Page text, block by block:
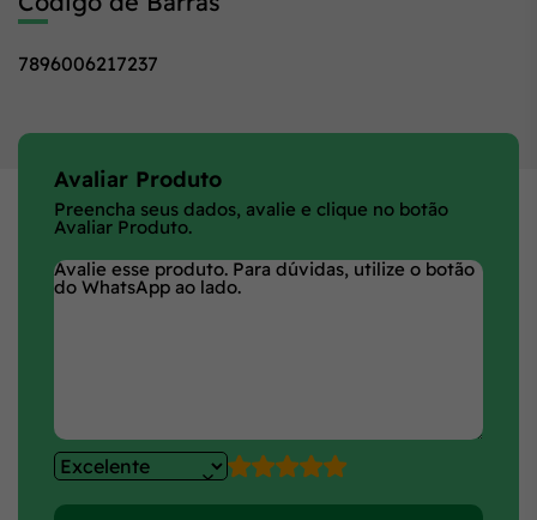
7896006217237
Avaliar Produto
Preencha seus dados, avalie e clique no botão
Avaliar Produto.